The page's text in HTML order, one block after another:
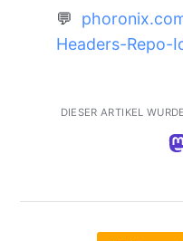
💬
Headers-Repo-
DIESER ARTIKEL